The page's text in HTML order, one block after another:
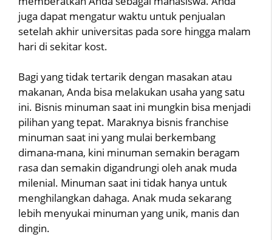
juga dapat mengatur waktu untuk penjualan
setelah akhir universitas pada sore hingga malam
hari di sekitar kost.
Bagi yang tidak tertarik dengan masakan atau
makanan, Anda bisa melakukan usaha yang satu
ini. Bisnis minuman saat ini mungkin bisa menjadi
pilihan yang tepat. Maraknya bisnis franchise
minuman saat ini yang mulai berkembang
dimana-mana, kini minuman semakin beragam
rasa dan semakin digandrungi oleh anak muda
milenial. Minuman saat ini tidak hanya untuk
menghilangkan dahaga. Anak muda sekarang
lebih menyukai minuman yang unik, manis dan
dingin.